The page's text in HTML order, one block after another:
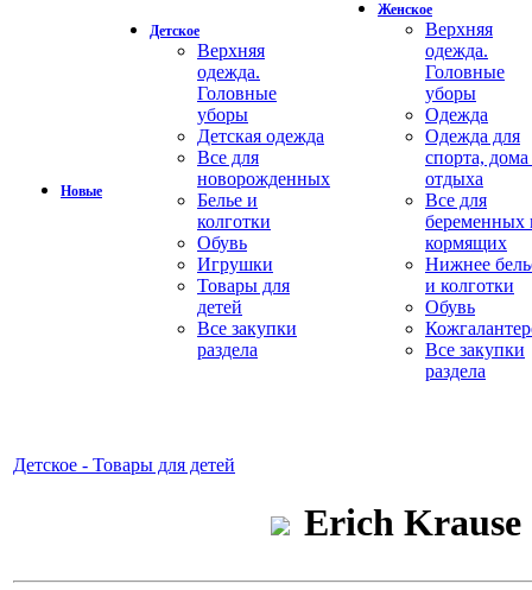
Новые
Детское
Верхняя
одежда.
Головные
уборы
Детская одежда
Все для
новорожденных
Белье и
колготки
Обувь
Игрушки
Товары для
детей
Все закупки
раздела
Женское
Верхняя
одежда.
Головные
уборы
Одежда
Одежда для
спорта,
отдыха
Все для
беременных
кормящих
Нижнее
и колготки
Обувь
Все закупки
раздела
Детское - Товары для детей
Erich Krause